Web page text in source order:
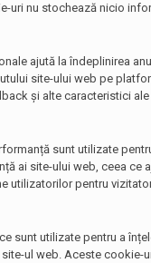
uri nu stochează nicio
ajută la îndeplinirea
site-ului web pe
și alte caracteristici
sunt utilizate
ai site-ului web, ceea ce
utilizatorilor pentru
sunt utilizate pentru a
ul web. Aceste cookie-